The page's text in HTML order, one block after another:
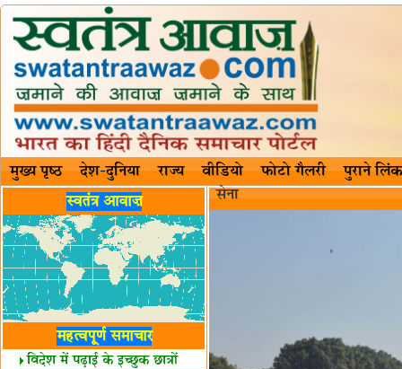
मुख्य पृष्ठ देश-दुनिया राज्य वीडियो फोटो गैलरी पुराने लिंक
स्वतंत्र आवाज़
महत्वपूर्ण समाचार
विदेश में पढ़ाई के इच्छुक छात्रों
सेना